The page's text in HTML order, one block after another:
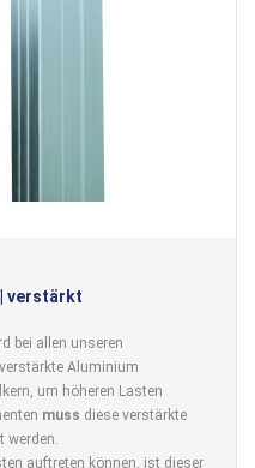
verstärkt
bei allen unseren
Aluminium
um höheren Lasten
muss diese verstärkte
auftreten können, ist dieser